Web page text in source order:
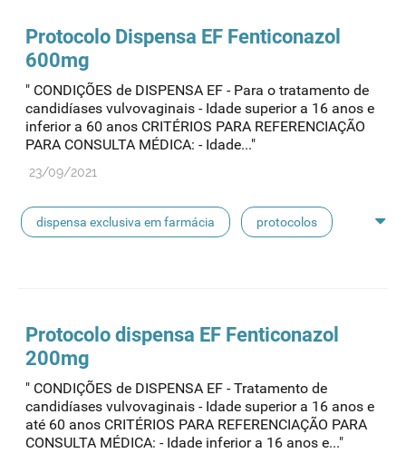
Protocolo Dispensa EF Fenticonazol
600mg
" CONDIÇÕES de DISPENSA EF - Para o tratamento de
candidíases vulvovaginais - Idade superior a 16 anos e
inferior a 60 anos CRITÉRIOS PARA REFERENCIAÇÃO
PARA CONSULTA MÉDICA: - Idade..."
23/09/2021
dispensa exclusiva em farmácia protocolos
Protocolo dispensa EF Fenticonazol
200mg
" CONDIÇÕES de DISPENSA EF - Tratamento de
candidíases vulvovaginais - Idade superior a 16 anos e
até 60 anos CRITÉRIOS PARA REFERENCIAÇÃO PARA
CONSULTA MÉDICA: - Idade inferior a 16 anos e..."